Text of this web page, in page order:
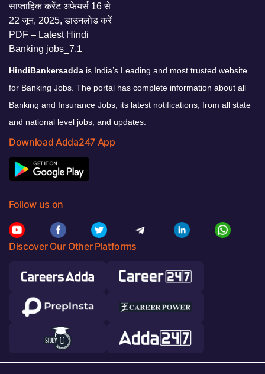
HindiBankersadda is India’s Leading and most trusted website
for Banking Jobs. The portal has complete information about all
Banking and Insurance Jobs, its latest notifications, from all state
and national level jobs, and updates.
Download Adda247 App
Follow us on
Discover Our Other Platforms